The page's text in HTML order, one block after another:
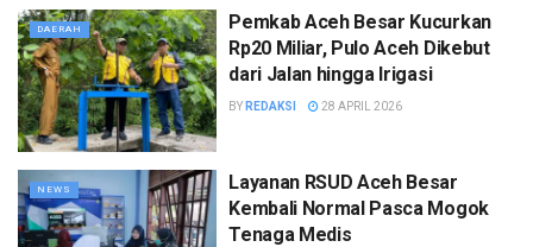
DAERAH
Pemkab Aceh Besar Kucurkan
Rp20 Miliar, Pulo Aceh Dikebut
dari Jalan hingga Irigasi
BY REDAKSI 28 APRIL 2026
NEWS
Layanan RSUD Aceh Besar
Kembali Normal Pasca Mogok
Tenaga Medis